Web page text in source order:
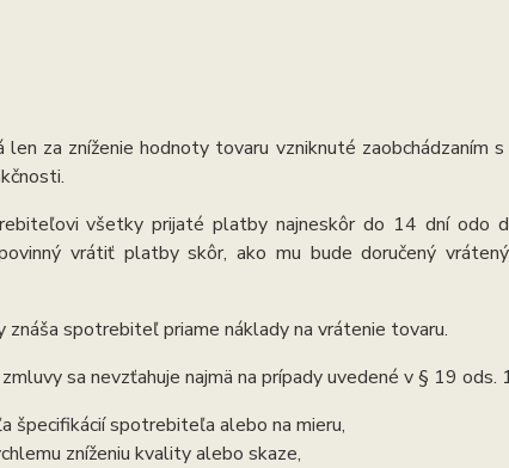
za zníženie hodnoty tovaru vzniknuté zaobchádzaním
všetky prijaté platby najneskôr do 14 dní odo
vrátiť platby skôr, ako mu bude doručený
znáša spotrebiteľ priame náklady na vrátenie tovaru.
sa nevzťahuje najmä na prípady uvedené v § 19 ods.
špecifikácií spotrebiteľa alebo na mieru,
zníženiu kvality alebo skaze,